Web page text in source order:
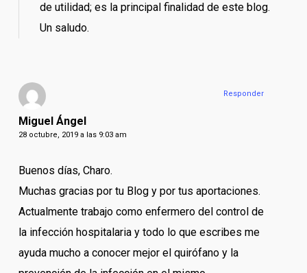
de utilidad; es la principal finalidad de este blog.
Un saludo.
Miguel Ángel
28 octubre, 2019 a las 9:03 am
Buenos días, Charo.
Muchas gracias por tu Blog y por tus aportaciones.
Actualmente trabajo como enfermero del control de
la infección hospitalaria y todo lo que escribes me
ayuda mucho a conocer mejor el quirófano y la
Responder